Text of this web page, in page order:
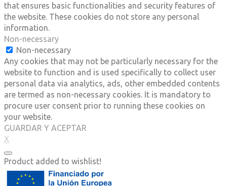
that ensures basic functionalities and security features of
the website. These cookies do not store any personal
information.
Non-necessary
Non-necessary
Any cookies that may not be particularly necessary for the
website to function and is used specifically to collect user
personal data via analytics, ads, other embedded contents
are termed as non-necessary cookies. It is mandatory to
procure user consent prior to running these cookies on
your website.
GUARDAR Y ACEPTAR
X
Product added to wishlist!